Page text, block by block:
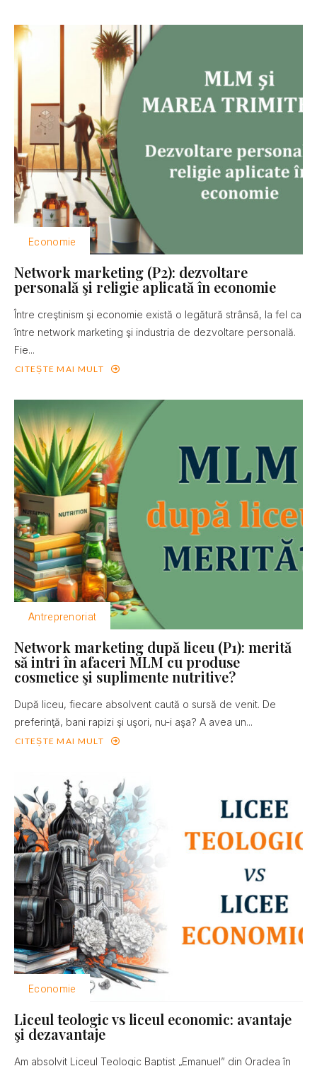
Economie
Network marketing (P2): dezvoltare
personală şi religie aplicată în economie
Între creştinism şi economie există o legătură strânsă, la fel ca
între network marketing şi industria de dezvoltare personală.
Fie...
CITEȘTE MAI MULT
Antreprenoriat
Network marketing după liceu (P1): merită
să intri în afaceri MLM cu produse
cosmetice şi suplimente nutritive?
După liceu, fiecare absolvent caută o sursă de venit. De
preferinţă, bani rapizi şi uşori, nu-i aşa? A avea un...
CITEȘTE MAI MULT
Economie
Liceul teologic vs liceul economic: avantaje
şi dezavantaje
Am absolvit Liceul Teologic Baptist „Emanuel” din Oradea în